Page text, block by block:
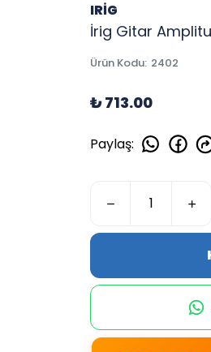
IRİG
İrig Gitar
Ürün Kodu: 2402
₺ 713.00
Paylaş: